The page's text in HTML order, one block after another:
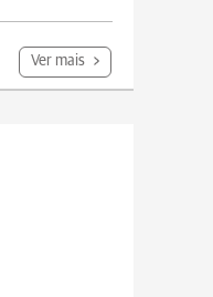
Ver mais